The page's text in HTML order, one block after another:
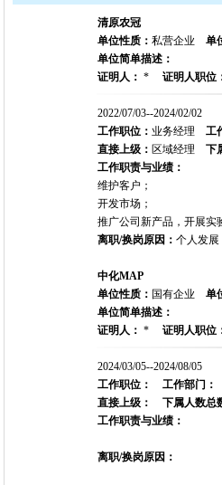
清原农冠
单位性质： 私营企业 单
单位简单描述：
证明人： * 证明人职位
2022/07/03--2024/02/02
工作职位： 业务经理 工
直接上级： 区域经理 下
工作职责与业绩：
维护客户；
开发市场；
推广公司新产品，开展实
离职/换岗原因： 个人发展
中化MAP
单位性质： 国有企业 单
单位简单描述：
证明人： * 证明人职位
2024/03/05--2024/08/05
工作职位：
工作部门：
直接上级：
下属人数总
工作职责与业绩：
离职/换岗原因：